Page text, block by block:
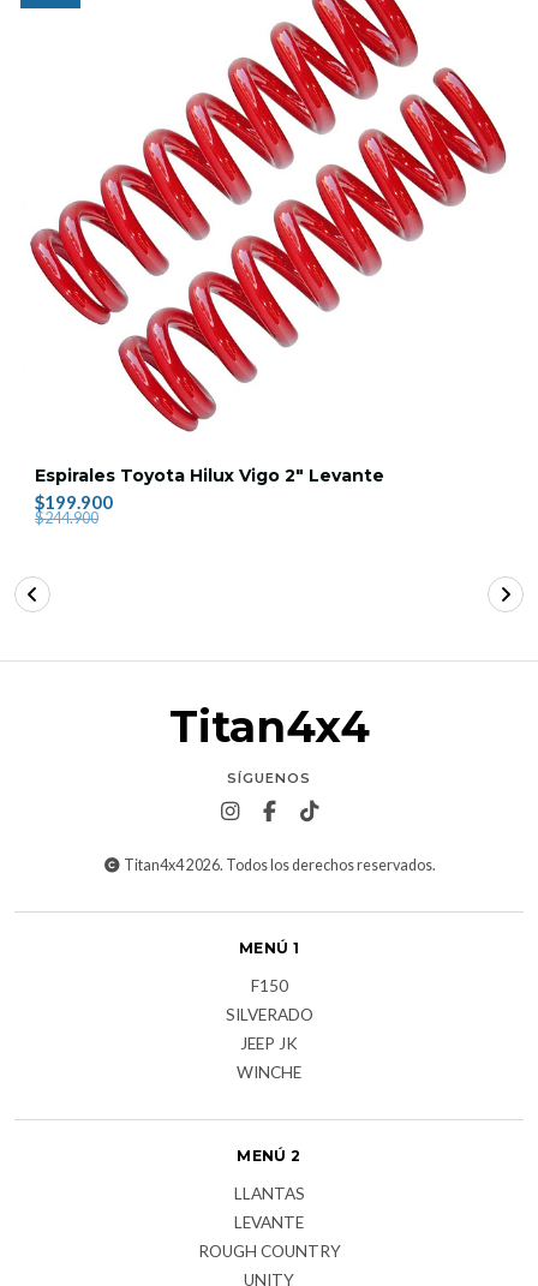
Espirales Toyota Hilux Vigo 2" Levante
$199.900
$244.900
Titan4x4
SÍGUENOS
Titan4x4 2026. Todos los derechos reservados.
MENÚ 1
F150
SILVERADO
JEEP JK
WINCHE
MENÚ 2
LLANTAS
LEVANTE
ROUGH COUNTRY
UNITY